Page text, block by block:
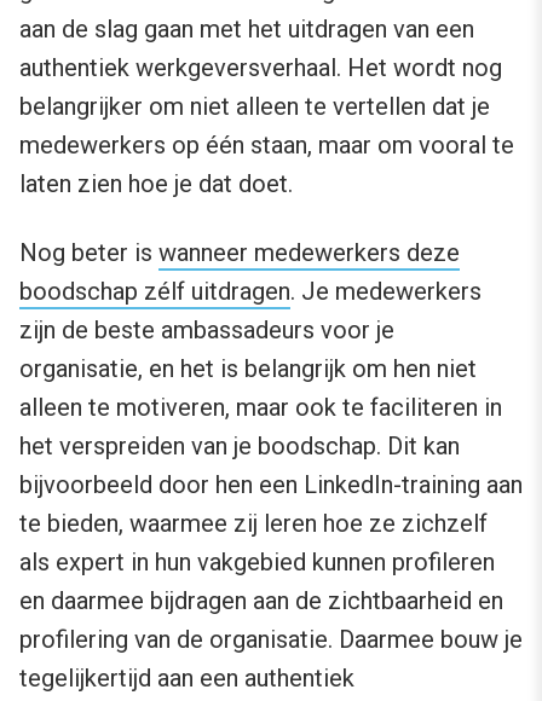
aan de slag gaan met het uitdragen van een
authentiek werkgeversverhaal. Het wordt nog
belangrijker om niet alleen te vertellen dat je
medewerkers op één staan, maar om vooral te
laten zien hoe je dat doet.
Nog beter is wanneer medewerkers deze
boodschap zélf uitdragen. Je medewerkers
zijn de beste ambassadeurs voor je
organisatie, en het is belangrijk om hen niet
alleen te motiveren, maar ook te faciliteren in
het verspreiden van je boodschap. Dit kan
bijvoorbeeld door hen een LinkedIn-training aan
te bieden, waarmee zij leren hoe ze zichzelf
als expert in hun vakgebied kunnen profileren
en daarmee bijdragen aan de zichtbaarheid en
profilering van de organisatie. Daarmee bouw je
tegelijkertijd aan een authentiek